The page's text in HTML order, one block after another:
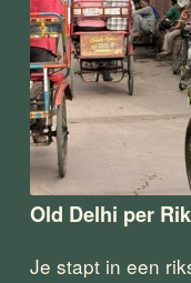
Old Delhi per
Je stapt in een